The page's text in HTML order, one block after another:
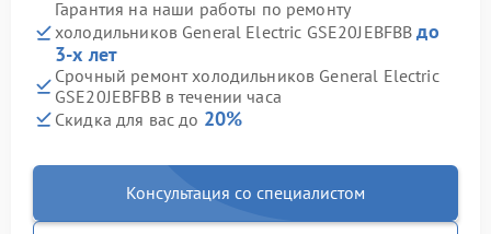
Гарантия на наши работы по ремонту
холодильников General Electric GSE20JEBFBBдо
3-х лет
Срочный ремонт холодильников General Electric
GSE20JEBFBB в течении часа
Скидка для вас до 20%
Консультация со специалистом